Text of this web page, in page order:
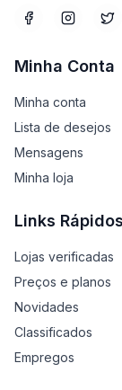
Minha Conta
Minha conta
Lista de desejos
Mensagens
Minha loja
Links Rápidos
Lojas verificadas
Preços e planos
Novidades
Classificados
Empregos